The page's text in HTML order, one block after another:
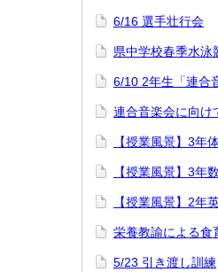
6/16 選手壮行会
県中学校春季水泳
6/10 2年生「連合
連合音楽会に向け
【授業風景】3年
【授業風景】3年
【授業風景】2年
栄養教諭による食
5/23 引き渡し訓練